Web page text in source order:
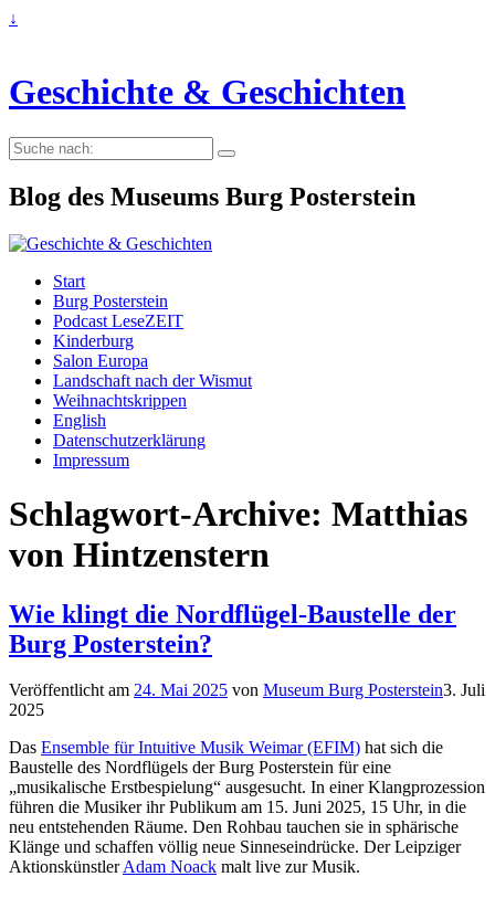
↓
Geschichte & Geschichten
Suche
nach:
Blog des Museums Burg Posterstein
Start
Burg Posterstein
Podcast LeseZEIT
Kinderburg
Salon Europa
Landschaft nach der Wismut
Weihnachtskrippen
English
Datenschutzerklärung
Impressum
Schlagwort-Archive: Matthias
von Hintzenstern
Wie klingt die Nordflügel-Baustelle der
Burg Posterstein?
Veröffentlicht am 24. Mai 2025 von Museum Burg Posterstein3. Juli
2025
Das Ensemble für Intuitive Musik Weimar (EFIM) hat sich die
Baustelle des Nordflügels der Burg Posterstein für eine
„musikalische Erstbespielung“ ausgesucht. In einer Klangprozession
führen die Musiker ihr Publikum am 15. Juni 2025, 15 Uhr, in die
neu entstehenden Räume. Den Rohbau tauchen sie in sphärische
Klänge und schaffen völlig neue Sinneseindrücke. Der Leipziger
AktionskünstlerAdam Noack malt live zur Musik.